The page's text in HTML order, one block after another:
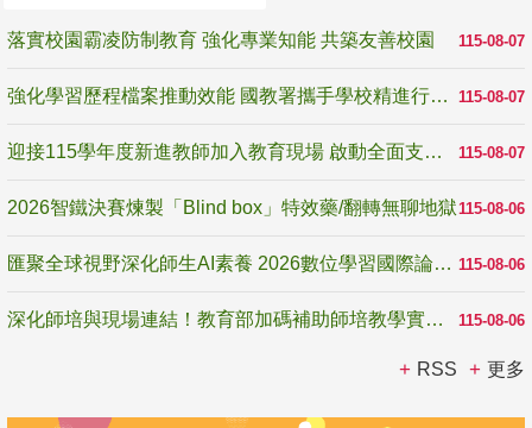
115-08-07
落實校園霸凌防制教育 強化專業知能 共築友善校園
115-08-07
強化學習歷程檔案推動效能 國教署攜手學校精進行政與教學支持
115-08-07
迎接115學年度新進教師加入教育現場 啟動全面支持陪伴
115-08-06
2026智鐵決賽煉製「Blind box」特效藥/翻轉無聊地獄
115-08-06
匯聚全球視野深化師生AI素養 2026數位學習國際論壇高雄登場
115-08-06
深化師培與現場連結！教育部加碼補助師培教學實踐研究 10月師培國際研討會交流教學實踐經驗
RSS 更多